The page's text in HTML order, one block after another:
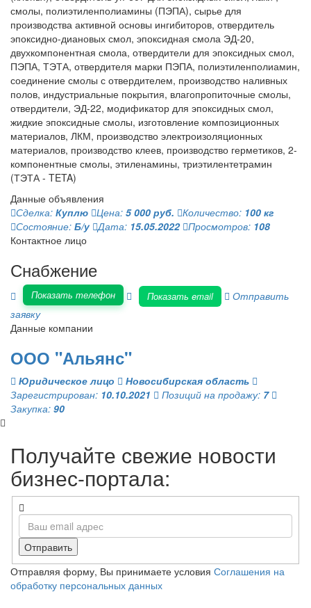
смолы, полиэтиленполиамины (ПЭПА), сырье для
производства активной основы ингибиторов, отвердитель
эпоксидно-диановых смол, эпоксидная смола ЭД-20,
двухкомпонентная смола, отвердители для эпоксидных смол,
ПЭПА, ТЭТА, отвердителя марки ПЭПА, полиэтиленполиамин,
соединение смолы с отвердителем, производство наливных
полов, индустриальные покрытия, влагопропиточные смолы,
отвердители, ЭД-22, модификатор для эпоксидных смол,
жидкие эпоксидные смолы, изготовление композиционных
материалов, ЛКМ, производство электроизоляционных
материалов, производство клеев, производство герметиков, 2-
компонентные смолы, этиленамины, триэтилентетрамин
(ТЭТА - TETA)
Данные объявления
Сделка: Куплю Цена: 5 000 руб. Количество: 100 кг
Состояние: Б/у Дата: 15.05.2022 Просмотров: 108
Контактное лицо
Снабжение
Показать телефон Показать email
Отправить
заявку
Данные компании
ООО "Альянс"
Юридическое лицо
Новосибирская область
Зарегистрирован: 10.10.2021 Позиций на продажу: 7
Закупка: 90
Получайте свежие новости
бизнес-портала:
Отправить
Отправляя форму, Вы принимаете условия Соглашения на
обработку персональных данных